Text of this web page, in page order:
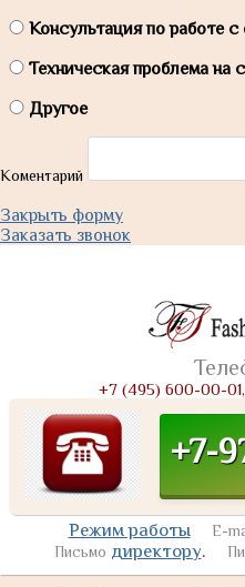
Консультация по работе
Техническая проблема на
Другое
Коментарий
Закрыть форму
Заказать звонок
+7 (495) 600-00-
+7-
Режим работы E-
Письмо директору.